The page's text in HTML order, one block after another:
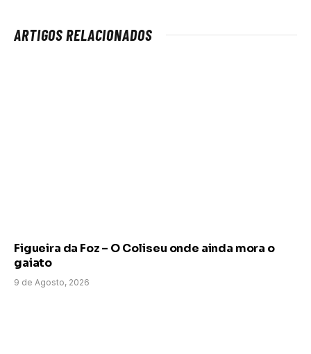
ARTIGOS RELACIONADOS
Figueira da Foz – O Coliseu onde ainda mora o
gaiato
9 de Agosto, 2026